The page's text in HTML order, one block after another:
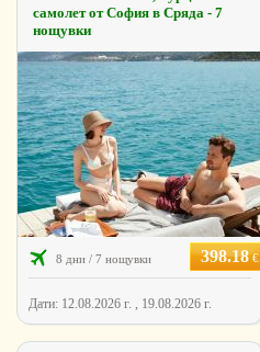
самолет от София в Сряда - 7
нощувки
8 дни / 7 нощувки 398.18€
Дати: 12.08.2026 г. , 19.08.2026 г.